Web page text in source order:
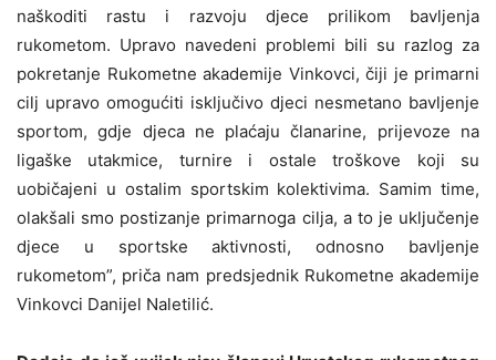
naškoditi rastu i razvoju djece prilikom bavljenja
rukometom. Upravo navedeni problemi bili su razlog za
pokretanje Rukometne akademije Vinkovci, čiji je primarni
cilj upravo omogućiti isključivo djeci nesmetano bavljenje
sportom, gdje djeca ne plaćaju članarine, prijevoze na
ligaške utakmice, turnire i ostale troškove koji su
uobičajeni u ostalim sportskim kolektivima. Samim time,
olakšali smo postizanje primarnoga cilja, a to je uključenje
djece u sportske aktivnosti, odnosno bavljenje
rukometom”, priča nam predsjednik Rukometne akademije
Vinkovci Danijel Naletilić.